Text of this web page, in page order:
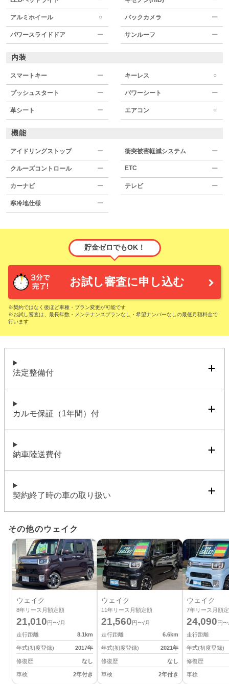
アルミホイール ○ バックカメラ ー
パワースライドドア ー サンルーフ ー
内装
スマートキー ー キーレス ○
プッシュスタート ー パワーシート ー
革シート ー エアコン ○
機能
アイドリングストップ ー 衝突被害軽減システム ー
クルーズコントロール ー ETC ー
カーナビ ー テレビ ー
寒冷地仕様 ー
貯金ゼロでもOK！
お試し審査に申し込む
※契約ではなく後ほど車種・プラン変更が可能です
※お試し審査は、最長年数・メンテナンスプランなし・希望ナンバーなしの最低月額料金で
行います
法定整備付
カルモ保証（1年間）付
納車陸送費付
契約終了時の車の取り扱い
その他のウェイク
ウェイク
8年リース月額定額
21,010円〜/月
走行距離
8.1km
年式(初度登録) 2017年
修復歴 なし
車検 2年付き
ウェイク
11年リース月額定額
21,560円〜/月
走行距離
6.6km
年式(初度登録) 2021年
修復歴 なし
車検 2年付き
ウェイク
7年リース月額
24,090円
走行距離
年式(初度登録)
修復歴
車検